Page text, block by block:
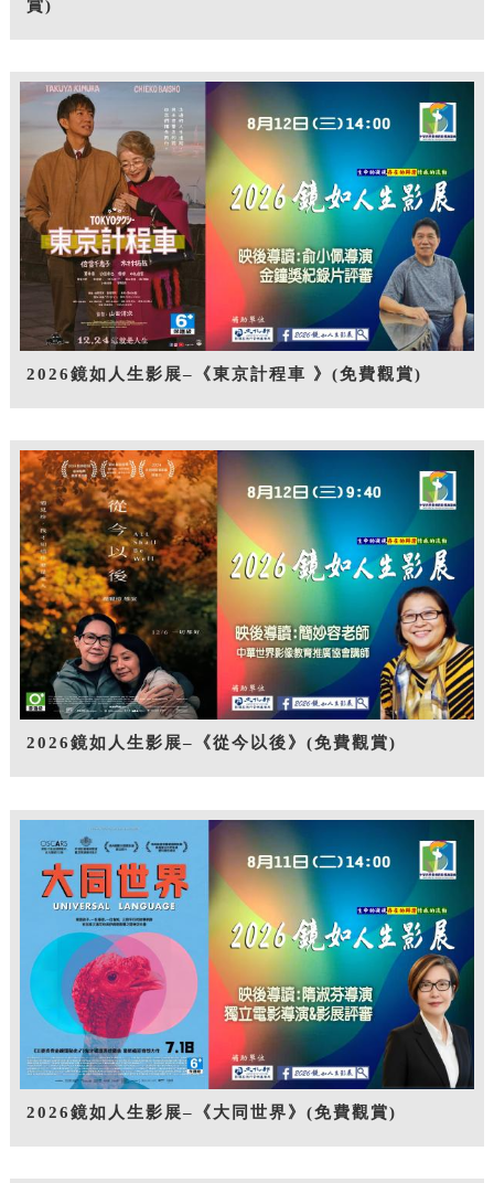
賞)
2026鏡如人生影展–《東京計程車 》(免費觀賞)
2026鏡如人生影展–《從今以後》(免費觀賞)
2026鏡如人生影展–《大同世界》(免費觀賞)